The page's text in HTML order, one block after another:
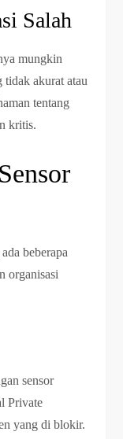
Salah
mungkin
tidak akurat atau
tentang
kritis.
beberapa
organisasi
sensor
Private
yang di blokir.